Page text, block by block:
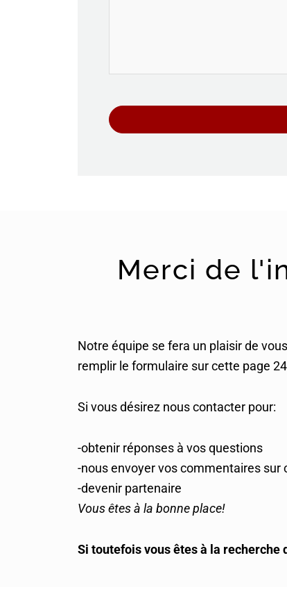
Merci de
Notre équipe se fera un plaisir de
remplir le formulaire sur cette page
Si vous désirez nous contacter pour:
-obtenir réponses à vos questions
-nous envoyer vos commentaires sur
-devenir partenaire
Vous êtes à la bonne place!
Si toutefois vous êtes à la recherche